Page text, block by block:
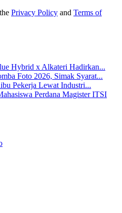
Privacy Policy and Terms of
Hybrid x Alkateri Hadirkan...
Foto 2026, Simak Syarat...
Pekerja Lewat Industri...
Perdana Magister ITSI